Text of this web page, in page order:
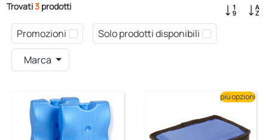
Trovati3 prodotti
Promozioni
Solo prodotti disponibili
Marca
più opzioni